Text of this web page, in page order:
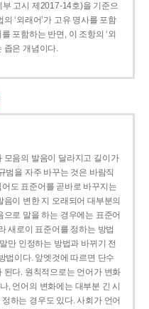
고시 제2017-14호)을 기준으
‘외래어’가 고유 명사를 포함
포함하는 반면, 이 조항의 ‘외
좁은 개념이다.
모음의 발음이 달라지고 길이가
범을 자주 바꾸는 것은 바람직
도 표준어를 곧바로 바꾸지는
이 변한 지 오래되어 대부분의
로 말을 하는 경우에는 표준어
새로이 표준어를 정하는 방법
만 인정하는 방법과 바뀌기 전
법이다. 앞엣것에 따르면 단수
된다. 원칙적으로는 언어가 변화
, 언어의 변화에는 대부분 긴 시
하는 경우도 있다. 사회가 언어